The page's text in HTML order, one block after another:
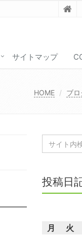
サイトマップ
HOME ブ
投稿日
月
火